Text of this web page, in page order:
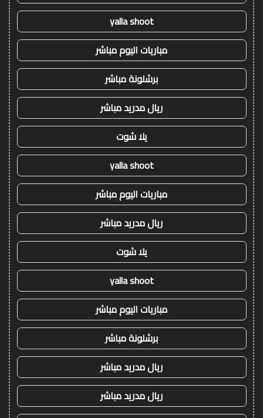
yalla shoot
مباريات اليوم مباشر
برشلونة مباشر
ريال مدريد مباشر
يلا شوت
yalla shoot
مباريات اليوم مباشر
ريال مدريد مباشر
يلا شوت
yalla shoot
مباريات اليوم مباشر
برشلونة مباشر
ريال مدريد مباشر
ريال مدريد مباشر